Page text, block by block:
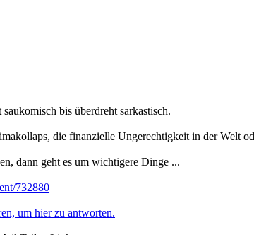
bis überdreht sarkastisch.
die finanzielle Ungerechtigkeit in der Welt
dann geht es um wichtigere Dinge ...
732880
um hier zu antworten.